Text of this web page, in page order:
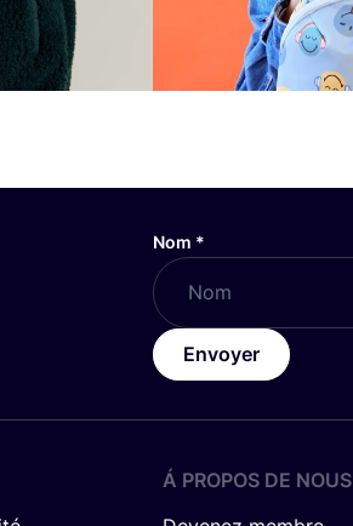
Nom *
Envoyer
Á PROPOS DE NOUS